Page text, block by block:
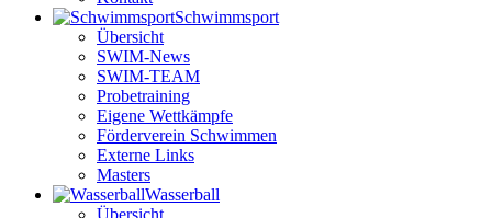
Schwimm­sport
Übersicht
SWIM-News
SWIM-TEAM
Probe­training
Eigene Wettkämpfe
Förderverein Schwimmen
Externe Links
Masters
Wasser­ball
Übersicht